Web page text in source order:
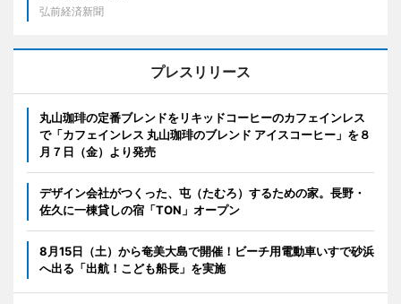
弘前経済新聞
プレスリリース
丸山珈琲の定番ブレンドをリキッドコーヒーのカフェインレス
で「カフェインレス 丸山珈琲のブレンド アイスコーヒー」を８
月７日（金）より発売
デザイン会社がつくった、屯（たむろ）するための家。長野・
佐久に一棟貸しの宿「TON」オープン
8月15日（土）から奄美大島で開催！ビーチ用電動車いすで砂浜
へ出る「出航！こども船長」を実施